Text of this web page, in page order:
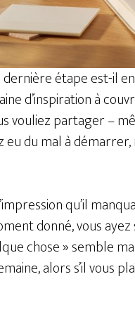
dernière étape est-il
d’inspiration à
vouliez partager –
eu du mal à
qu’il
donné, vous
chose » semble
alors s’il vous